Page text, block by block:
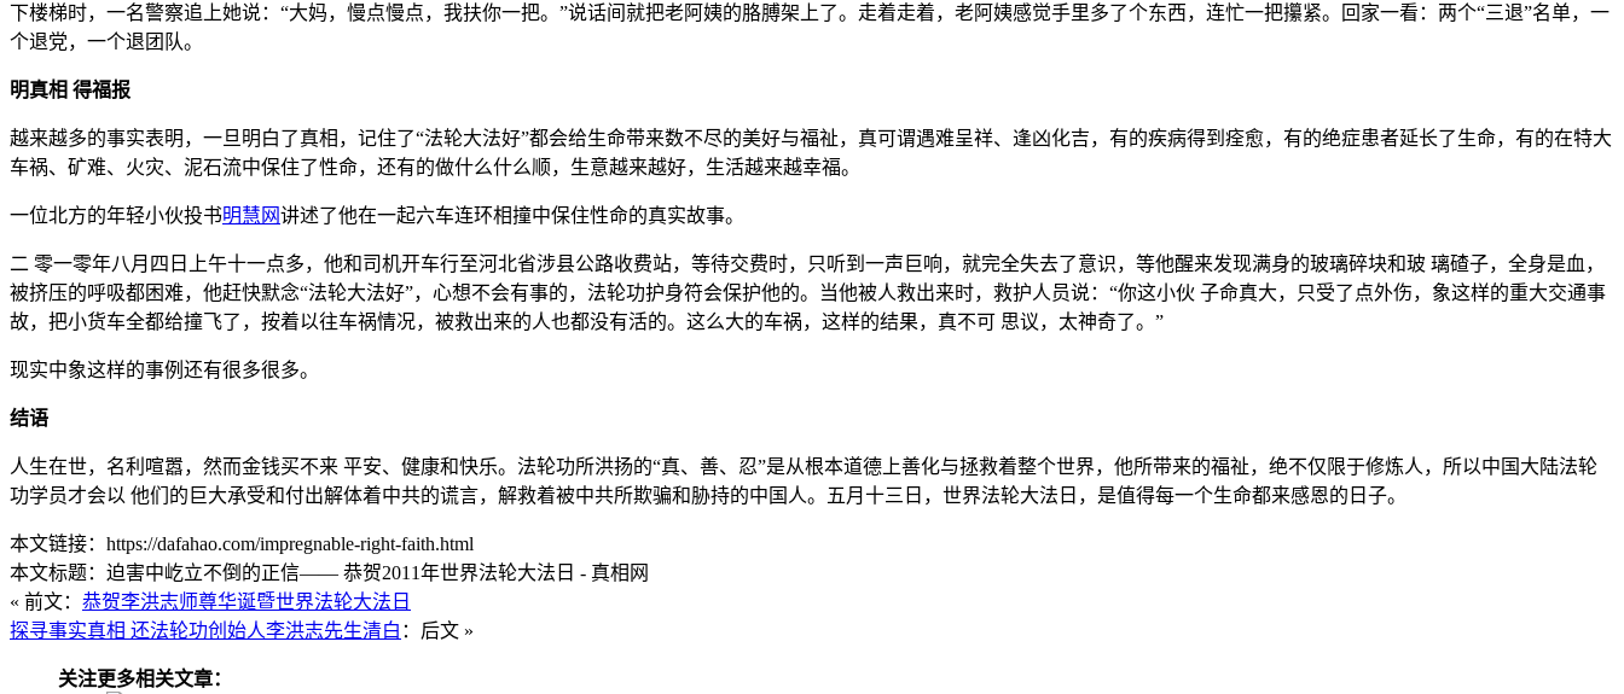
下楼梯时，一名警察追上她说：“大妈，慢点慢点，我扶你一把。”说话间就把老阿姨的胳膊架上了。走着走着，老阿姨感觉手里多了个东西，连忙一把攥紧。回家一看：两个“三退”名单，一
个退党，一个退团队。
明真相 得福报
越来越多的事实表明，一旦明白了真相，记住了“法轮大法好”都会给生命带来数不尽的美好与福祉，真可谓遇难呈祥、逢凶化吉，有的疾病得到痊愈，有的绝症患者延长了生命，有的在特大
车祸、矿难、火灾、泥石流中保住了性命，还有的做什么什么顺，生意越来越好，生活越来越幸福。
一位北方的年轻小伙投书明慧网讲述了他在一起六车连环相撞中保住性命的真实故事。
二 零一零年八月四日上午十一点多，他和司机开车行至河北省涉县公路收费站，等待交费时，只听到一声巨响，就完全失去了意识，等他醒来发现满身的玻璃碎块和玻 璃碴子，全身是血，
被挤压的呼吸都困难，他赶快默念“法轮大法好”，心想不会有事的，法轮功护身符会保护他的。当他被人救出来时，救护人员说：“你这小伙 子命真大，只受了点外伤，象这样的重大交通事
故，把小货车全都给撞飞了，按着以往车祸情况，被救出来的人也都没有活的。这么大的车祸，这样的结果，真不可 思议，太神奇了。”
现实中象这样的事例还有很多很多。
结语
人生在世，名利喧嚣，然而金钱买不来 平安、健康和快乐。法轮功所洪扬的“真、善、忍”是从根本道德上善化与拯救着整个世界，他所带来的福祉，绝不仅限于修炼人，所以中国大陆法轮
功学员才会以 他们的巨大承受和付出解体着中共的谎言，解救着被中共所欺骗和胁持的中国人。五月十三日，世界法轮大法日，是值得每一个生命都来感恩的日子。
本文链接：https://dafahao.com/impregnable-right-faith.html
本文标题：迫害中屹立不倒的正信—— 恭贺2011年世界法轮大法日 - 真相网
« 前文： 恭贺李洪志师尊华诞暨世界法轮大法日
探寻事实真相 还法轮功创始人李洪志先生清白 ：后文 »
关注更多相关文章：